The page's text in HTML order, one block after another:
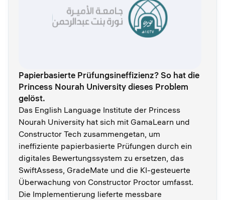
Papierbasierte Prüfungsineffizienz? So hat die
Princess Nourah University dieses Problem
gelöst.
Das English Language Institute der Princess
Nourah University hat sich mit GamaLearn und
Constructor Tech zusammengetan, um
ineffiziente papierbasierte Prüfungen durch ein
digitales Bewertungssystem zu ersetzen, das
SwiftAssess, GradeMate und die KI-gesteuerte
Überwachung von Constructor Proctor umfasst.
Die Implementierung lieferte messbare